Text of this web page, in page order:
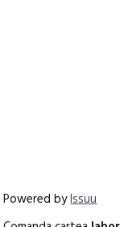
Powered byIssuu